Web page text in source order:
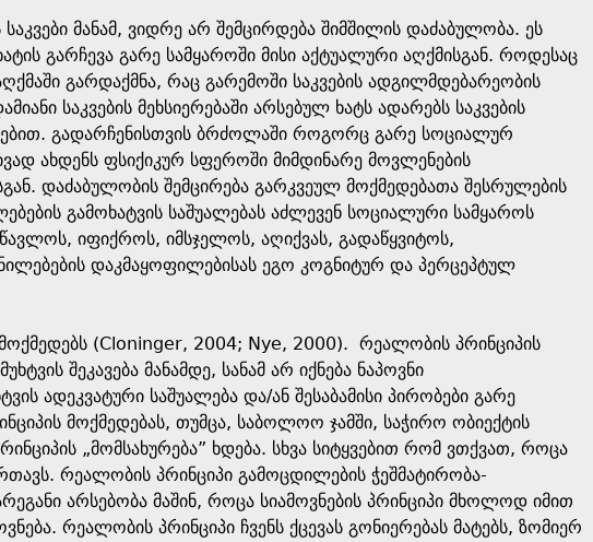
მანამ, ვიდრე არ შემცირდება შიმშილის დაძაბულობა. ეს
გარჩევა გარე სამყაროში მისი აქტუალური აღქმისგან. როდესაც
გარდაქმნა, რაც გარემოში საკვების ადგილმდებარეობის
საკვების მეხსიერებაში არსებულ ხატს ადარებს საკვების
გადარჩენისთვის ბრძოლაში როგორც გარე სოციალურ
ახდენს ფსიქიკურ სფეროში მიმდინარე მოვლენების
დაძაბულობის შემცირება გარკვეულ მოქმედებათა შესრულების
გამოხატვის საშუალებას აძლევენ სოციალური სამყაროს
იფიქროს, იმსჯელოს, აღიქვას, გადაწყვიტოს,
დაკმაყოფილებისას ეგო კოგნიტურ და პერცეპტულ
(Cloninger, 2004; Nye, 2000). რეალობის პრინციპის
შეკავება მანამდე, სანამ არ იქნება ნაპოვნი
ადეკვატური საშუალება და/ან შესაბამისი პირობები გარე
მოქმედებას, თუმცა, საბოლოო ჯამში, საჭირო ობიექტის
„მომსახურება” ხდება. სხვა სიტყვებით რომ ვთქვათ, როცა
რეალობის პრინციპი გამოცდილების ჭეშმატირობა-
არსებობა მაშინ, როცა სიამოვნების პრინციპი მხოლოდ იმით
რეალობის პრინციპი ჩვენს ქცევას გონიერებას მატებს, ზომიერ